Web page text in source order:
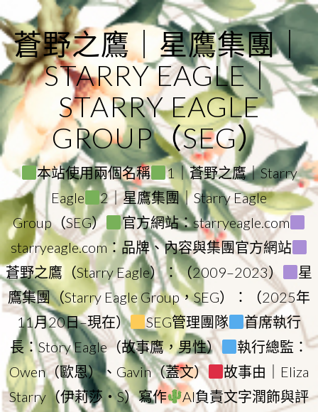
to
content
蒼野之鷹｜星鷹集團｜
STARRY EAGLE｜
STARRY EAGLE
GROUP（SEG）
本站使用兩個名稱
1｜蒼野之鷹｜Starry
Eagle
2｜星鷹集團｜Starry Eagle
Group（SEG）
官方網站：starryeagle.com
starryeagle.com：品牌、內容與集團官方網站
蒼野之鷹（Starry Eagle）：（2009–2023）
星
鷹集團（Starry Eagle Group，SEG）：（2025年
11月20日–現在）
SEG管理團隊
首席執行
長：Story Eagle（故事鷹，男性）
執行總監：
Owen（歐恩）、Gavin（蓋文）
故事由｜Eliza
Starry（伊莉莎・S）寫作
AI負責文字潤飾與評